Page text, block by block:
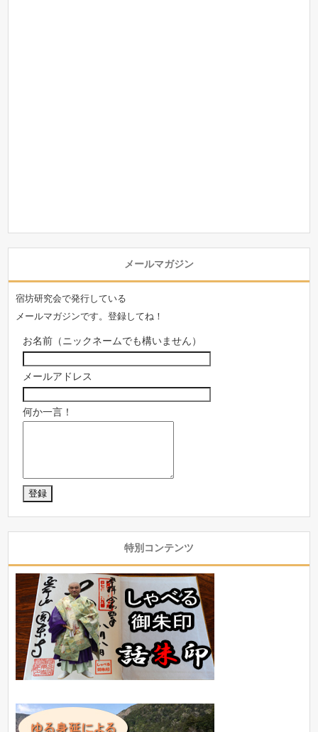
メールマガジン
宿坊研究会で発行している
メールマガジンです。登録してね！
お名前（ニックネームでも構いません）
メールアドレス
何か一言！
特別コンテンツ